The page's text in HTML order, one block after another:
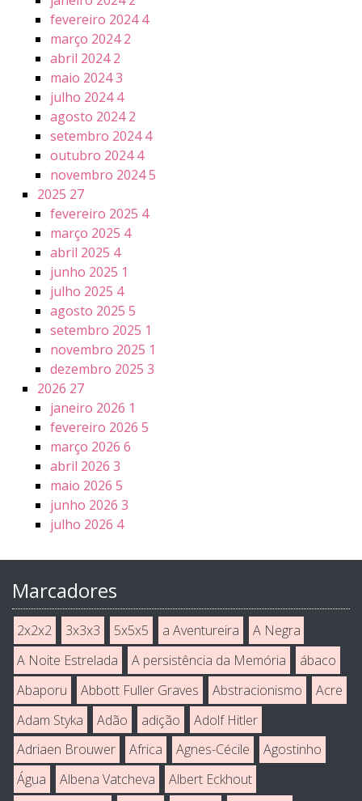
fevereiro 20244
março 20242
abril 20242
maio 20243
julho 20244
agosto 20242
setembro 20244
outubro 20244
novembro 20245
2025 27
fevereiro 2025 4
março 2025 4
abril 2025 4
junho 2025 1
julho 2025 4
agosto 2025 5
setembro 2025 1
novembro 2025 1
dezembro 2025 3
2026 27
janeiro 2026 1
fevereiro 2026 5
março 2026 6
abril 2026 3
maio 2026 5
junho 2026 3
julho 2026 4
Marcadores
2x2x2 3x3x3 5x5x5 a Aventureira
A Negra
A Noite Estrelada
A persistência da Memória
ábaco
Abaporu
Abbott Fuller Graves Abstracionismo
Acre
Adam Styka
Adão adição
Adolf Hitler
Adriaen Brouwer
Africa Agnes-Cécile
Agostinho
Água
Albena Vatcheva
Albert Eckhout